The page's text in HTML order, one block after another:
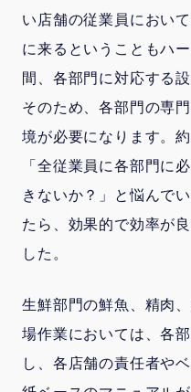
い店舗の従業員におい
に来るということもハ
間、各部門に対応する
そのため、各部門の専
境が必要になります。
「全従業員に各部門に
きないか？」と悩んで
たら、効果的で効率が
した。
生鮮部門の鮮魚、精肉
場作業においては、各
し、各店舗の責任者や